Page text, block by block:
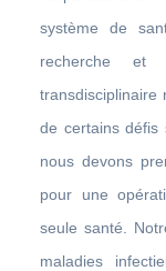
système de
recherche et
transdisciplinaire
de certains défis
nous devons
pour une
seule santé.
maladies